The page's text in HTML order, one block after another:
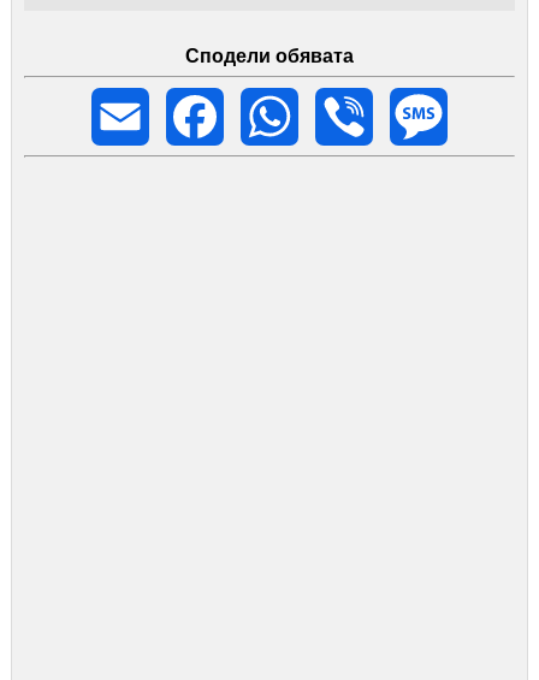
Сподели обявата
Email
Facebook WhatsApp Viber